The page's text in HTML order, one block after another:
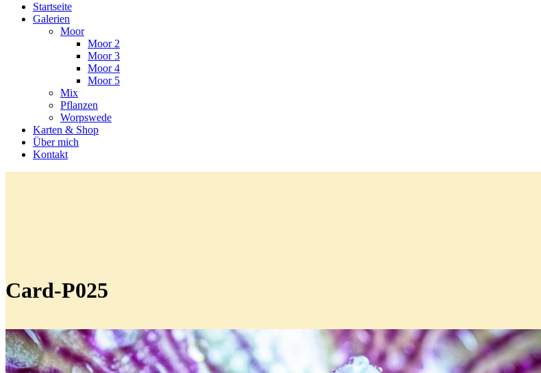
Startseite
Galerien
Moor
Moor 2
Moor 3
Moor 4
Moor 5
Mix
Pflanzen
Worpswede
Karten & Shop
Über mich
Kontakt
Card-P025